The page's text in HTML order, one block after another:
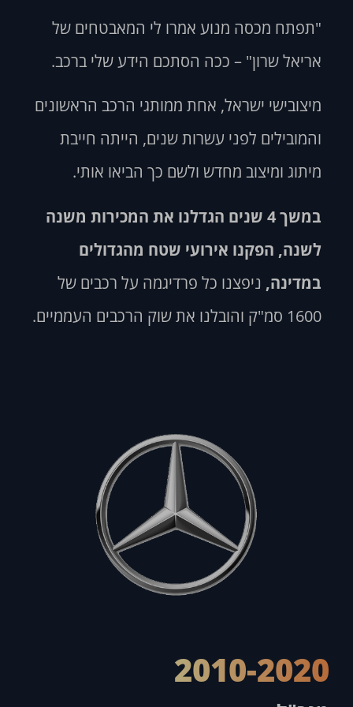
"תפתח מכסה מנוע אמרו לי המאבטחים של
אריאל שרון" – ככה הסתכם הידע שלי ברכב.
מיצובישי ישראל, אחת ממותגי הרכב הראשונים
והמובילים לפני עשרות שנים, הייתה חייבת
מיתוג ומיצוב מחדש ולשם כך הביאו אותי.
במשך 4 שנים הגדלנו את המכירות משנה
לשנה, הפקנו אירועי שטח מהגדולים
במדינה, ניפצנו כל פרדיגמה על רכבים של
1600 סמ"ק והובלנו את שוק הרכבים העממיים.
2010-2020